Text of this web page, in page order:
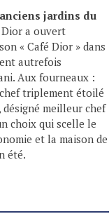
jardins du
a ouvert
« Café Dior » dans
autrefois
Aux fourneaux :
triplement étoilé
meilleur chef
choix qui scelle le
et la maison de
été.